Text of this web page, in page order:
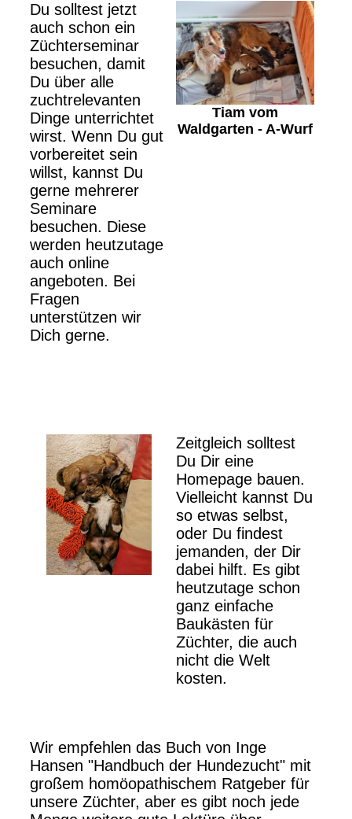
Du solltest jetzt
auch schon ein
Züchterseminar
besuchen, damit
Du über alle
zuchtrelevanten
Dinge unterrichtet
wirst. Wenn Du gut
vorbereitet sein
willst, kannst Du
gerne mehrerer
Seminare
besuchen. Diese
werden heutzutage
auch online
angeboten. Bei
Fragen
unterstützen wir
Dich gerne.
Tiam vom
Waldgarten - A-Wurf
Zeitgleich solltest
Du Dir eine
Homepage bauen.
Vielleicht kannst Du
so etwas selbst,
oder Du findest
jemanden, der Dir
dabei hilft. Es gibt
heutzutage schon
ganz einfache
Baukästen für
Züchter, die auch
nicht die Welt
kosten.
Wir empfehlen das Buch von Inge
Hansen "Handbuch der Hundezucht" mit
großem homöopathischem Ratgeber für
unsere Züchter, aber es gibt noch jede